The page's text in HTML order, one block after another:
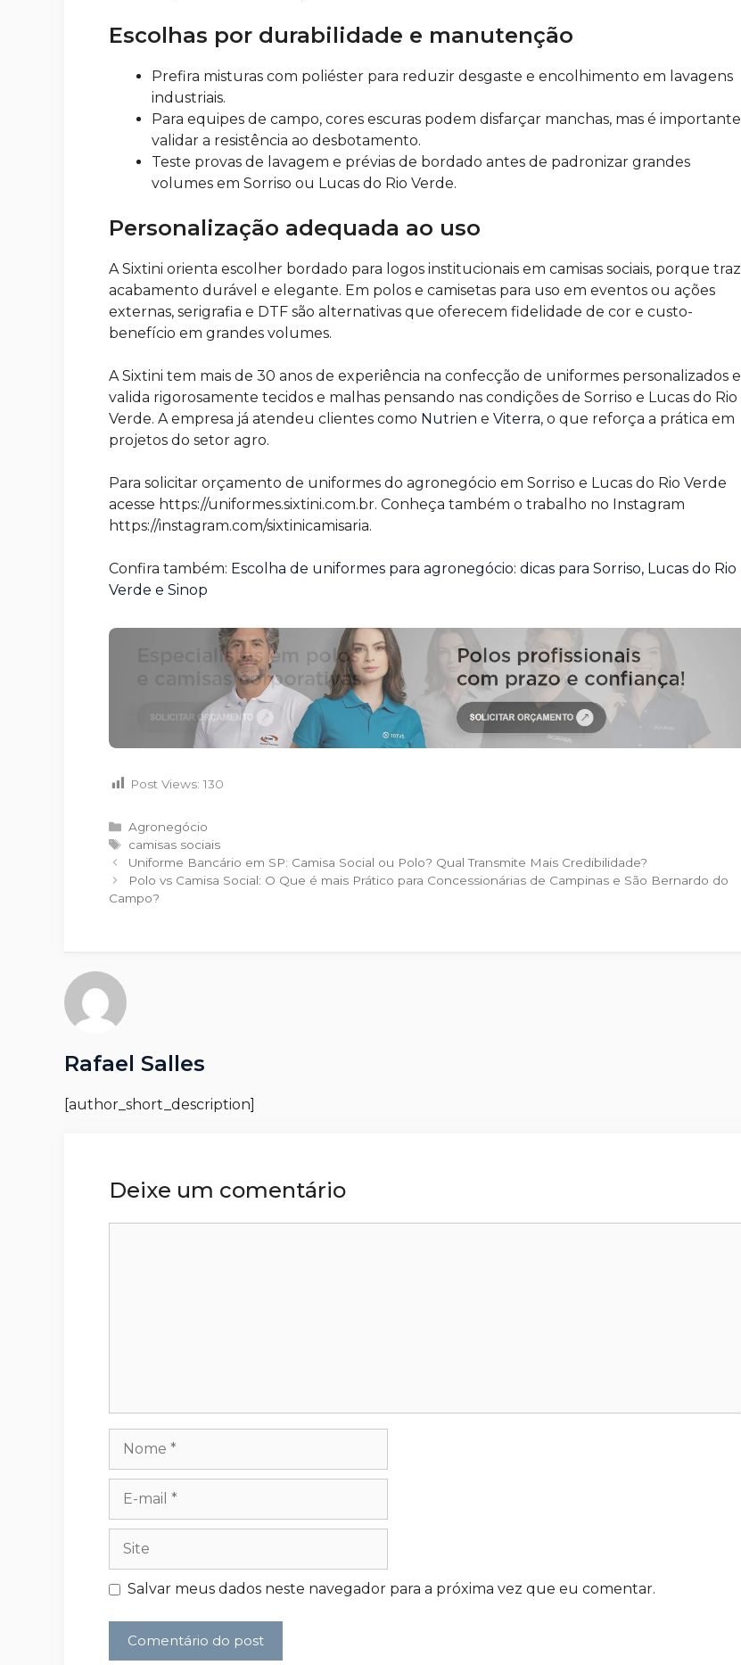
Escolhas por durabilidade e manutenção
Prefira misturas com poliéster para reduzir desgaste e encolhimento em lavagens
industriais.
Para equipes de campo, cores escuras podem disfarçar manchas, mas é importante
validar a resistência ao desbotamento.
Teste provas de lavagem e prévias de bordado antes de padronizar grandes
volumes em Sorriso ou Lucas do Rio Verde.
Personalização adequada ao uso
A Sixtini orienta escolher bordado para logos institucionais em camisas sociais, porque traz
acabamento durável e elegante. Em polos e camisetas para uso em eventos ou ações
externas, serigrafia e DTF são alternativas que oferecem fidelidade de cor e custo-
benefício em grandes volumes.
A Sixtini tem mais de 30 anos de experiência na confecção de uniformes personalizados e
valida rigorosamente tecidos e malhas pensando nas condições de Sorriso e Lucas do Rio
Verde. A empresa já atendeu clientes como Nutrien e Viterra, o que reforça a prática em
projetos do setor agro.
Para solicitar orçamento de uniformes do agronegócio em Sorriso e Lucas do Rio Verde
acesse https://uniformes.sixtini.com.br. Conheça também o trabalho no Instagram
https://instagram.com/sixtinicamisaria.
Confira também: Escolha de uniformes para agronegócio: dicas para Sorriso, Lucas do Rio
Verde e Sinop
Post Views: 130
Categorias
Agronegócio
Tags
camisas sociais
Uniforme Bancário em SP: Camisa Social ou Polo? Qual Transmite Mais Credibilidade?
Polo vs Camisa Social: O Que é mais Prático para Concessionárias de Campinas e São Bernardo do
Campo?
Rafael Salles
[author_short_description]
Deixe um comentário
Site
Salvar meus dados neste navegador para a próxima vez que eu comentar.